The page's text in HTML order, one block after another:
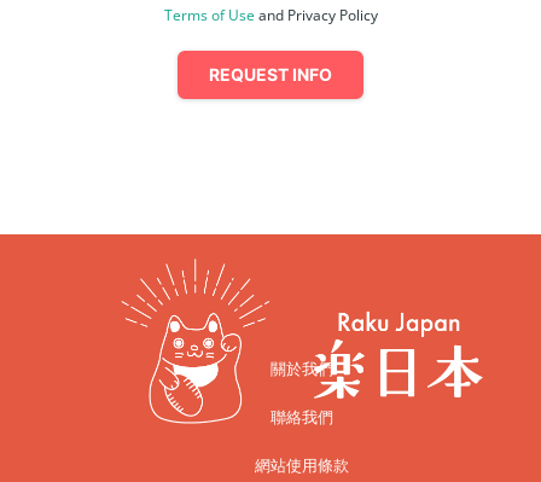
Terms of Use and Privacy Policy
REQUEST INFO
關於我們
聯絡我們
網站使用條款